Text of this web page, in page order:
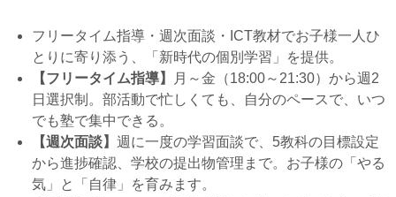
フリータイム指導・週次面談・ICT教材でお子様一人ひ
とりに寄り添う、「新時代の個別学習」を提供。
【フリータイム指導】
月～金（18:00～21:30）から週2
日選択制。部活動で忙しくても、自分のペースで、いつ
でも塾で集中できる。
【週次面談】 週に一度の学習面談で、5教科の目標設定
から進捗確認、学校の提出物管理まで。お子様の「やる
気」と「自律」を育みます。